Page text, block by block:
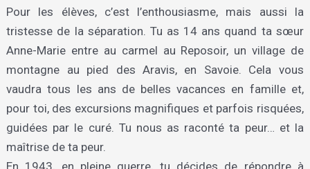
Pour les élèves, c’est l’enthousiasme, mais aussi la
tristesse de la séparation. Tu as 14 ans quand ta sœur
Anne-Marie entre au carmel au Reposoir, un village de
montagne au pied des Aravis, en Savoie. Cela vous
vaudra tous les ans de belles vacances en famille et,
pour toi, des excursions magnifiques et parfois risquées,
guidées par le curé. Tu nous as raconté ta peur… et la
maîtrise de ta peur.
En 1943, en pleine guerre, tu décides de répondre à